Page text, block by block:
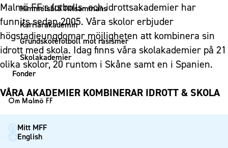
Inspiration
Vanliga frågor om 1910 Event
Himmelsblå Tillsammans
Karriärakademin
Grundskolefotboll mot rasismer
Skolakademier
Fonder
Om Malmö FF
Om Malmö FF
Kontakt
Mitt MFF
English
Malmö FF:s fotbolls- och idrottsakademier har
funnits sedan 2005. Våra skolor erbjuder
högstadieungdomar möjligheten att kombinera sin
idrott med skola. Idag finns våra skolakademier på 21
olika skolor, 20 runtom i Skåne samt en i Spanien.
VÅRA AKADEMIER KOMBINERAR IDROTT & SKOLA